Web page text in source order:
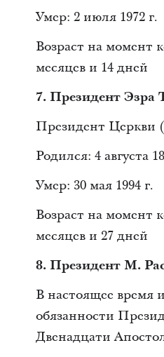
Умер: 2 июля 1972 г.
Возраст на момент
месяцев и 14 дней
7. Президент Эзра
Президент Церкви
Родился: 4 августа
Умер: 30 мая 1994 г.
Возраст на момент
месяцев и 27 дней
8. Президент М.
В настоящее
обязанности
Двенадцати